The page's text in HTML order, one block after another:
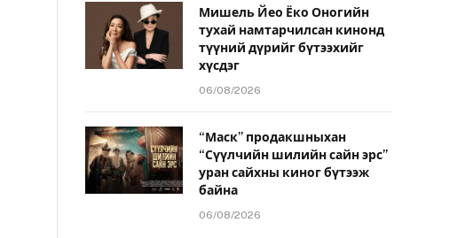
Мишель Йео Ёко Оногийн
тухай намтарчилсан кинонд
түүний дүрийг бүтээхийг
хүсдэг
06/08/2026
“Маск” продакшныхан
“Сүүлчийн шилийн сайн эрс”
уран сайхны киног бүтээж
байна
06/08/2026